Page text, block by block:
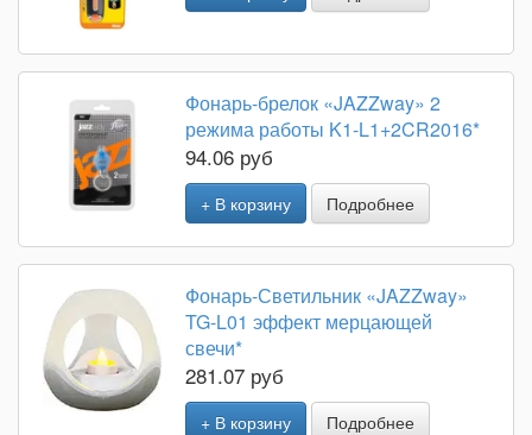
Фонарь-брелок «JAZZway» 2
режима работы K1-L1+2CR2016*
94.06 руб
+ В корзину Подробнее
Фонарь-Светильник «JAZZway»
TG-L01 эффект мерцающей
свечи*
281.07 руб
+ В корзину Подробнее